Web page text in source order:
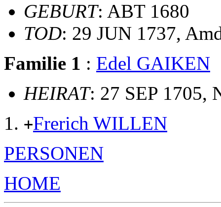
GEBURT: ABT 1680
TOD: 29 JUN 1737,
Familie 1 : Edel GAIKEN
HEIRAT: 27 SEP 1705,
+Frerich WILLEN
PERSONEN
HOME